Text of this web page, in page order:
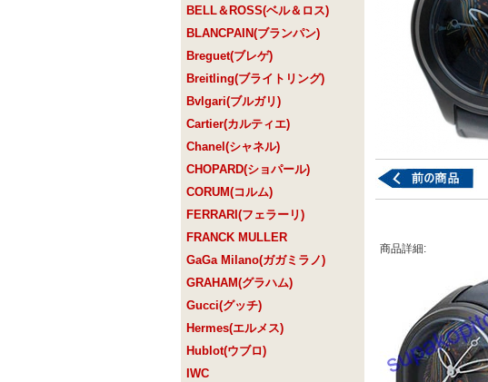
BELL＆ROSS(ベル＆ロス)
BLANCPAIN(ブランパン)
Breguet(ブレゲ)
Breitling(ブライトリング)
Bvlgari(ブルガリ)
Cartier(カルティエ)
Chanel(シャネル)
CHOPARD(ショパール)
CORUM(コルム)
FERRARI(フェラーリ)
FRANCK MULLER
GaGa Milano(ガガミラノ)
GRAHAM(グラハム)
Gucci(グッチ)
Hermes(エルメス)
Hublot(ウブロ)
IWC
商品詳細: